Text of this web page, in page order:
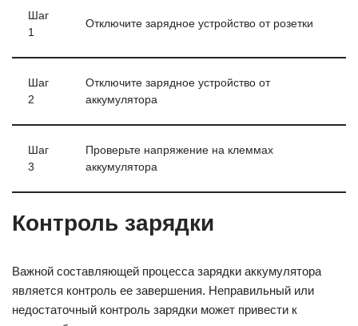
Шаг
1
Отключите зарядное устройство от розетки
Шаг
2
Отключите зарядное устройство от
аккумулятора
Шаг
3
Проверьте напряжение на клеммах
аккумулятора
Контроль зарядки
Важной составляющей процесса зарядки аккумулятора
является контроль ее завершения. Неправильный или
недостаточный контроль зарядки может привести к